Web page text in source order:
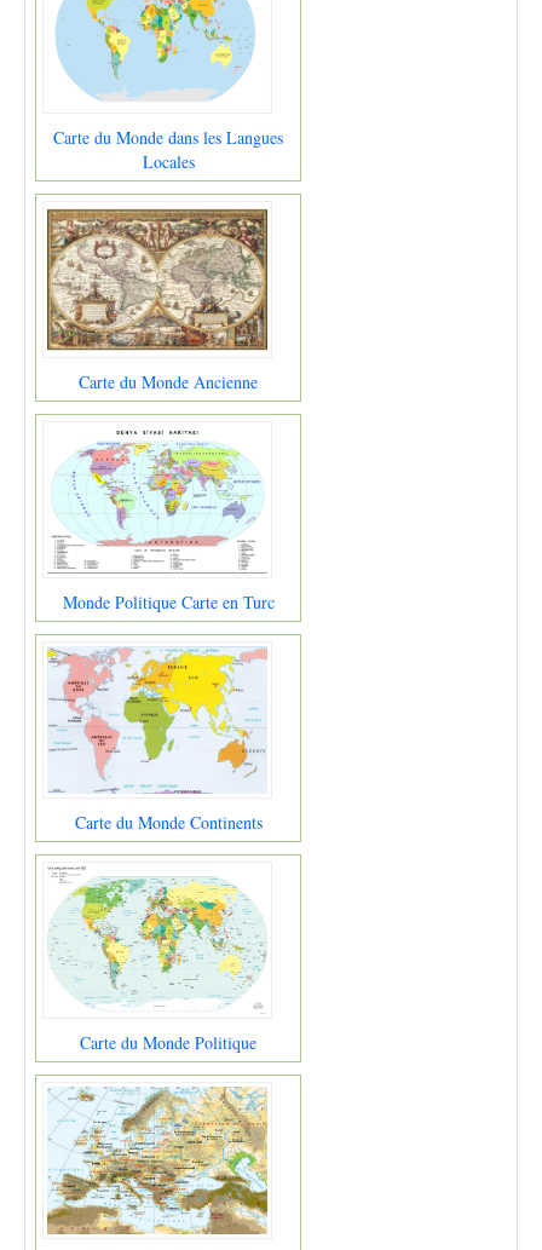
Carte du Monde dans les Langues
Locales
Carte du Monde Ancienne
Monde Politique Carte en Turc
Carte du Monde Continents
Carte du Monde Politique